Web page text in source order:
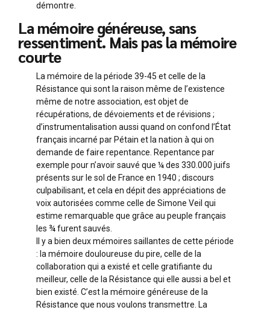
démontre.
La mémoire généreuse, sans
ressentiment. Mais pas la mémoire
courte
La mémoire de la période 39-45 et celle de la
Résistance qui sont la raison même de l’existence
même de notre association, est objet de
récupérations, de dévoiements et de révisions ;
d’instrumentalisation aussi quand on confond l’État
français incarné par Pétain et la nation à qui on
demande de faire repentance. Repentance par
exemple pour n’avoir sauvé que ¼ des 330.000 juifs
présents sur le sol de France en 1940 ; discours
culpabilisant, et cela en dépit des appréciations de
voix autorisées comme celle de Simone Veil qui
estime remarquable que grâce au peuple français
les ¾ furent sauvés.
Il y a bien deux mémoires saillantes de cette période
: la mémoire douloureuse du pire, celle de la
collaboration qui a existé et celle gratifiante du
meilleur, celle de la Résistance qui elle aussi a bel et
bien existé. C’est la mémoire généreuse de la
Résistance que nous voulons transmettre. La